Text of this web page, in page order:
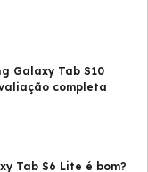
Galaxy Tab S10
completa
Tab S6 Lite é bom?